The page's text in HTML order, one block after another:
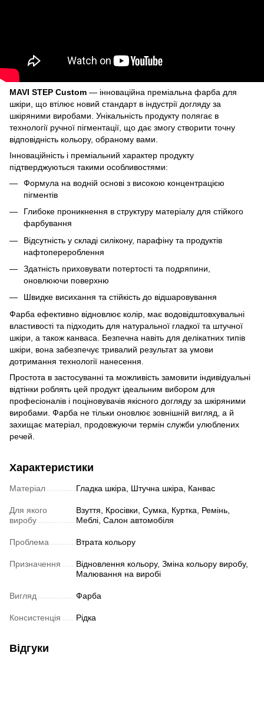
MAVI STEP Custom — інноваційна преміальна фарба для
шкіри, що втілює новий стандарт в індустрії догляду за
шкіряними виробами. Унікальність продукту полягає в
технології ручної пігментації, що дає змогу створити точну
відповідність кольору, обраному вами.
Інноваційність і преміальний характер продукту
підтверджуються такими особливостями:
Формула на водній основі з високою концентрацією
пігментів
Глибоке проникнення в структуру матеріалу для стійкого
фарбування
Відсутність у складі силікону, парафіну та продуктів
нафтоперероблення
Здатність приховувати потертості та подряпини,
оновлюючи поверхню
Швидке висихання та стійкість до відшаровування
Фарба ефективно відновлює колір, має водовідштовхувальні
властивості та підходить для натуральної гладкої та штучної
шкіри, а також канваса. Безпечна навіть для делікатних типів
шкіри, вона забезпечує тривалий результат за умови
дотримання технології нанесення.
Простота в застосуванні та можливість замовити індивідуальні
відтінки роблять цей продукт ідеальним вибором для
професіоналів і поціновувачів якісного догляду за шкіряними
виробами. Фарба не тільки оновлює зовнішній вигляд, а й
захищає матеріал, продовжуючи термін служби улюблених
речей.
Характеристики
Матеріал Гладка шкіра, Штучна шкіра, Канвас
Для якого
виробу
Взуття, Кросівки, Сумка, Куртка, Ремінь,
Меблі, Салон автомобіля
Проблема Втрата кольору
Призначення
Відновлення кольору, Зміна кольору виробу,
Малювання на виробі
Вигляд Фарба
Консистенція Рідка
Відгуки